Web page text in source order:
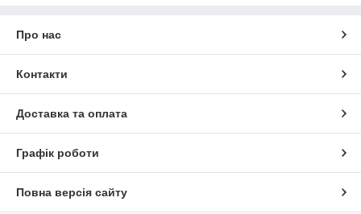
Про нас
Контакти
Доставка та оплата
Графік роботи
Повна версія сайту